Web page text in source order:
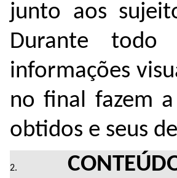
junto aos
Durante
informações
no final fazem
obtidos e seus